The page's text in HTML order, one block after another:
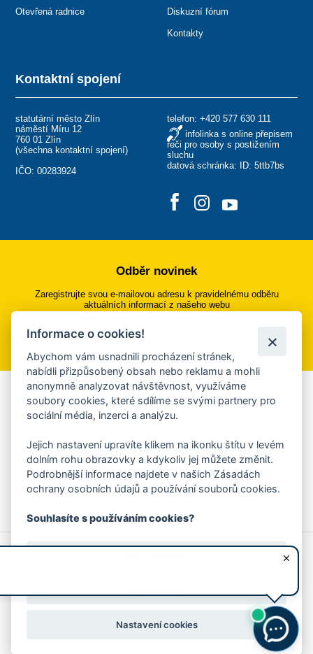
Kontaktní spojení
statutární město Zlín
náměstí Míru 12
760 01 Zlín
(všechna kontaktní spojení)
IČO: 00283924
telefon: +420 577 630 111
infolinka s online přepisem
řeči pro osoby s postižením
sluchu
datová schránka: ID: 5ttb7bs
Otevřená radnice Diskuzní fórum
Kontakty
Odběr novinek
Zaregistrujte svou e-mailovou adresu k pravidelnému odběru
aktuálních informací z našeho webu
Přihlásit se k odběru
Aplikace Mobilní rozhlas
Chcete dostávat do svého mobilu či mailu upozornění na
ankety, pozvánky na kulturní a sportovní akce?
Více informací o aplikaci
© 2026 Magistrát města Zlína
Prohlášení o používání cookies
Informace o cookies!
Abychom vám usnadnili procházení stránek,
nabídli přizpůsobený obsah nebo reklamu a mohli
anonymně analyzovat návštěvnost, využíváme
soubory cookies, které sdílíme se svými partnery pro
sociální média, inzerci a analýzu.
Jejich nastavení upravíte klikem na ikonku štítu v levém
dolním rohu obrazovky a kdykoliv jej můžete změnit.
Podrobnější informace najdete v našich Zásadách
ochrany osobních údajů a používání souborů cookies.
Souhlasíte s používáním cookies?
Nastavení cookies